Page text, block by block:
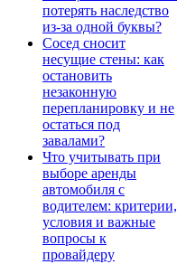
потерять наследство
из-за одной буквы?
Сосед сносит
несущие стены: как
остановить
незаконную
перепланировку и не
остаться под
завалами?
Что учитывать при
выборе аренды
автомобиля с
водителем: критерии,
условия и важные
вопросы к
провайдеру